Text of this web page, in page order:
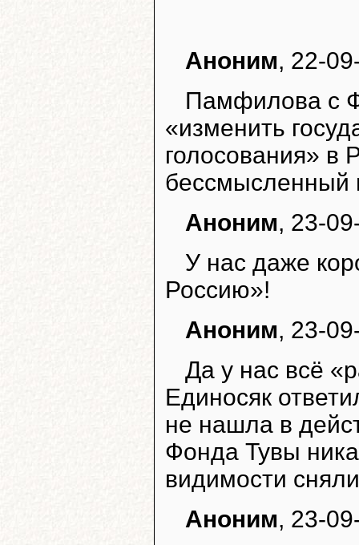
Аноним, 22-
Памфилова с
«изменить
голосования» в
бессмысленный
Аноним, 23-
У нас даже
Россию»!
Аноним, 23-
Да у нас всё
Единосяк
не нашла в
Фонда Тувы
видимости
Аноним, 23-